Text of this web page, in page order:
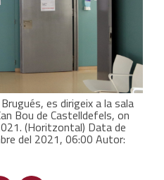
es dirigeix a la sala
Bou de Castelldefels, on
(Horitzontal) Data de
del 2021, 06:00 Autor: